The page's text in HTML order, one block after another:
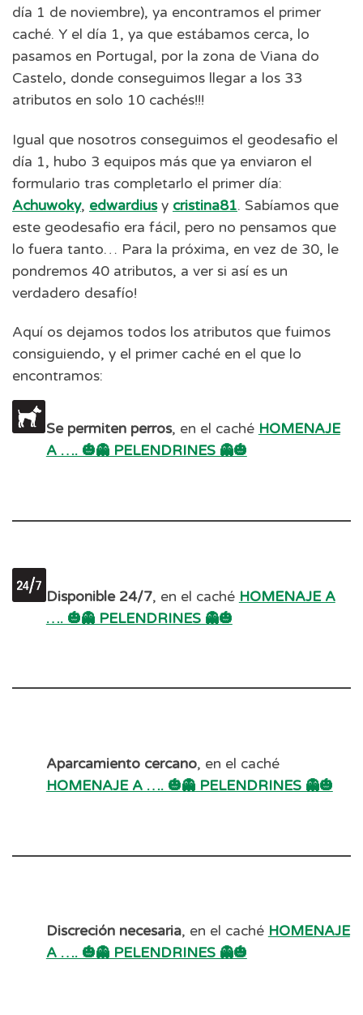
día 1 de noviembre), ya encontramos el primer
caché. Y el día 1, ya que estábamos cerca, lo
pasamos en Portugal, por la zona de Viana do
Castelo, donde conseguimos llegar a los 33
atributos en solo 10 cachés!!!
Igual que nosotros conseguimos el geodesafio el
día 1, hubo 3 equipos más que ya enviaron el
formulario tras completarlo el primer día:
Achuwoky, edwardiusy cristina81. Sabíamos que
este geodesafio era fácil, pero no pensamos que
lo fuera tanto… Para la próxima, en vez de 30, le
pondremos 40 atributos, a ver si así es un
verdadero desafío!
Aquí os dejamos todos los atributos que fuimos
consiguiendo, y el primer caché en el que lo
encontramos:
Se permiten perros, en el caché HOMENAJE
A …. 🎃👻 PELENDRINES 👻🎃
Disponible 24/7, en el caché HOMENAJE A
…. 🎃👻 PELENDRINES 👻🎃
Aparcamiento cercano, en el caché
HOMENAJE A …. 🎃👻 PELENDRINES 👻🎃
Discreción necesaria, en el caché HOMENAJE
A …. 🎃👻 PELENDRINES 👻🎃